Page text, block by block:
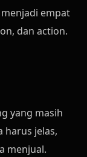
empat
dan action.
yang masih
harus jelas,
menjual.